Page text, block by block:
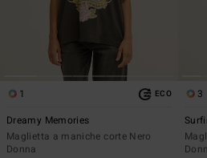
1 ECO
Dreamy Memories
Maglietta a maniche corte Nero
Donna
3